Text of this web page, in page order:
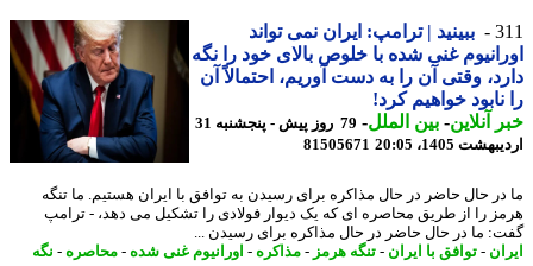
ببینید | ترامپ: ایران نمی تواند
غنی شده با خلوص بالای خود را نگه
وقتی آن را به دست آوریم، احتمالاً آن
خواهیم کرد!
آنلاین-بین الملل-
79 روز پیش - پنجشنبه 31
1405، 20:05
81505671
حال حاضر در حال مذاکره برای رسیدن به توافق با ایران هستیم. ما تنگه
را از طریق محاصره ای که یک دیوار فولادی را تشکیل می دهد، - ترامپ
ما در حال حاضر در حال مذاکره برای رسیدن ...
- توافق با ایران - تنگه هرمز- مذاکره -اورانیوم غنی شده-محاصره-نگه